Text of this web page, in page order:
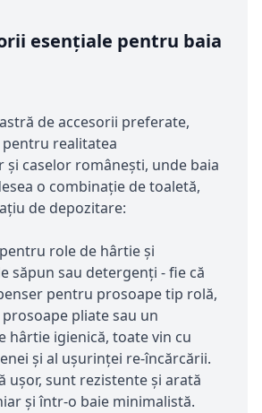
esențiale pentru baia
de accesorii preferate,
realitatea
caselor românești, unde baia
o combinație de toaletă,
de depozitare:
role de hârtie și
săpun sau detergenți - fie că
pentru prosoape tip rolă,
pliate sau un
hârtie igienică, toate vin cu
și al ușurinței re-încărcării.
ușor, sunt rezistente și arată
și într-o baie minimalistă.